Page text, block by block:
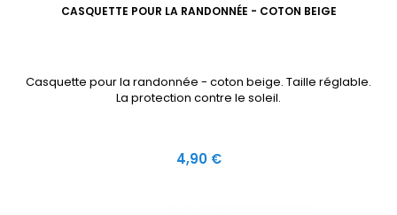
CASQUETTE POUR LA RANDONNÉE - COTON BEIGE
Casquette pour la randonnée - coton beige. Taille réglable.
La protection contre le soleil.
Prix
4,90 €